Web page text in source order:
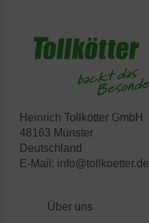
Heinrich Tollkötter GmbH
48163 Münster
Deutschland
E-Mail: info@tollkoetter.de
Über uns